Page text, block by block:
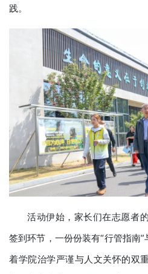
践。
活动伊始，家长们在志愿者
签到环节，一份份装有“行管指南
着学院治学严谨与人文关怀的双